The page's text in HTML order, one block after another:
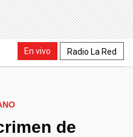
En vivo Radio La Red
de